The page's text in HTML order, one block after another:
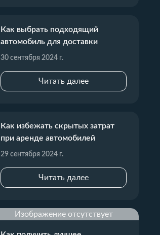
Как выбрать подходящий
автомобиль для доставки
30 сентября 2024 г.
Читать далее
Как избежать скрытых затрат
при аренде автомобилей
29 сентября 2024 г.
Читать далее
Изображение отсутствует